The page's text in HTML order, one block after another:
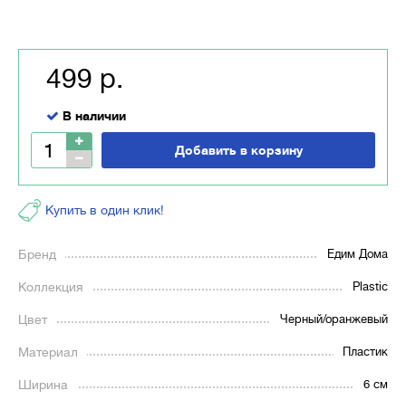
Бренд Едим Дома
Коллекция Plastic
Цвет Черный/оранжевый
Материал Пластик
Ширина 6 см
499 р.
В наличии
Добавить в корзину
Купить в один клик!